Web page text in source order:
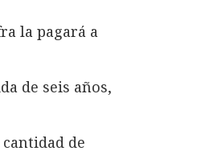
la pagará a
de seis años,
de